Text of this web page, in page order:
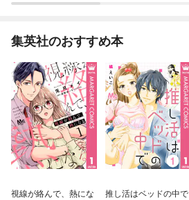
集英社のおすすめ本
視線が絡んで、熱にな
推し活はベッドの中で